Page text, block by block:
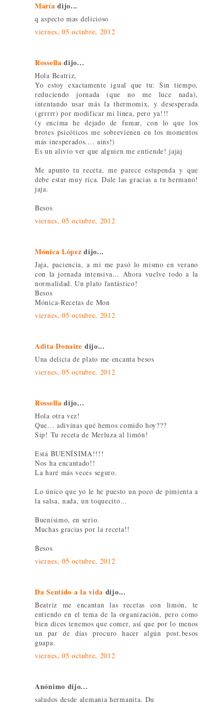
Maríadijo...
q aspecto mas delicioso
viernes, 05 octubre, 2012
Rossella dijo...
Hola Beatriz,
Yo estoy exactamente igual que tu: Sin tiempo,
reduciendo jornada (que no me luce nada),
intentando usar más la thermomix, y desesperada
(grrrrr) por modificar mi linea, pero ya!!!
(y encima he dejado de fumar, con lo que los
brotes psicóticos me sobrevienen en los momentos
más inesperados.... ains!)
Es un alivio ver que alguien me entiende! jajaj
Me apunto tu receta, me parece estupenda y que
debe estar muy rica. Dale las gracias a tu hermano!
jaja.
Besos
viernes, 05 octubre, 2012
Mónica López dijo...
Jaja, paciencia, a mi me pasó lo mismo en verano
con la jornada intensiva... Ahora vuelve todo a la
normalidad. Un plato fantástico!
Besos
Mónica-Recetas de Mon
viernes, 05 octubre, 2012
Adita Donaire dijo...
Una delicia de plato me encanta besos
viernes, 05 octubre, 2012
Rossella dijo...
Hola otra vez!
Que... adivinas qué hemos comido hoy???
Sip! Tu receta de Merluza al limón!
Está BUENÍSIMA!!!!
Nos ha encantado!!
La haré más veces seguro.
Lo único que yo le he puesto un poco de pimienta a
la salsa, nada, un toquecito...
Buenísimo, en serio.
Muchas gracias por la receta!!
Besos
viernes, 05 octubre, 2012
Da Sentido a la vida dijo...
Beatriz me encantan las recetas con limón, te
entiendo en el tema de la organización, pero como
bien dices tenemos que comer, así que por lo menos
un par de días procuro hacer algún post.besos
guapa.
viernes, 05 octubre, 2012
Anónimo dijo...
saludos desde alemania hermanita. Du